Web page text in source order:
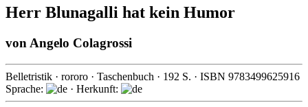
Herr Blunagalli hat kein Humor
vonAngelo Colagrossi
Belletristik · rororo · Taschenbuch · 192 S. · ISBN 9783499625916
Sprache:
· Herkunft: